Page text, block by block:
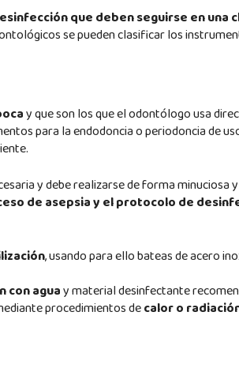
que deben seguirse en una
se pueden clasificar los
y que son los que el odontólogo usa
para la endodoncia o periodoncia de
y debe realizarse de forma minuciosa
de asepsia y el protocolo de
, usando para ello bateas de acero
con aguay material desinfectante
procedimientos decalor o